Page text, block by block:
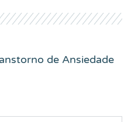
de Ansiedade